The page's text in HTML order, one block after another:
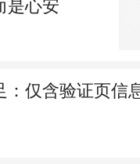
是心安
：仅含验证页信